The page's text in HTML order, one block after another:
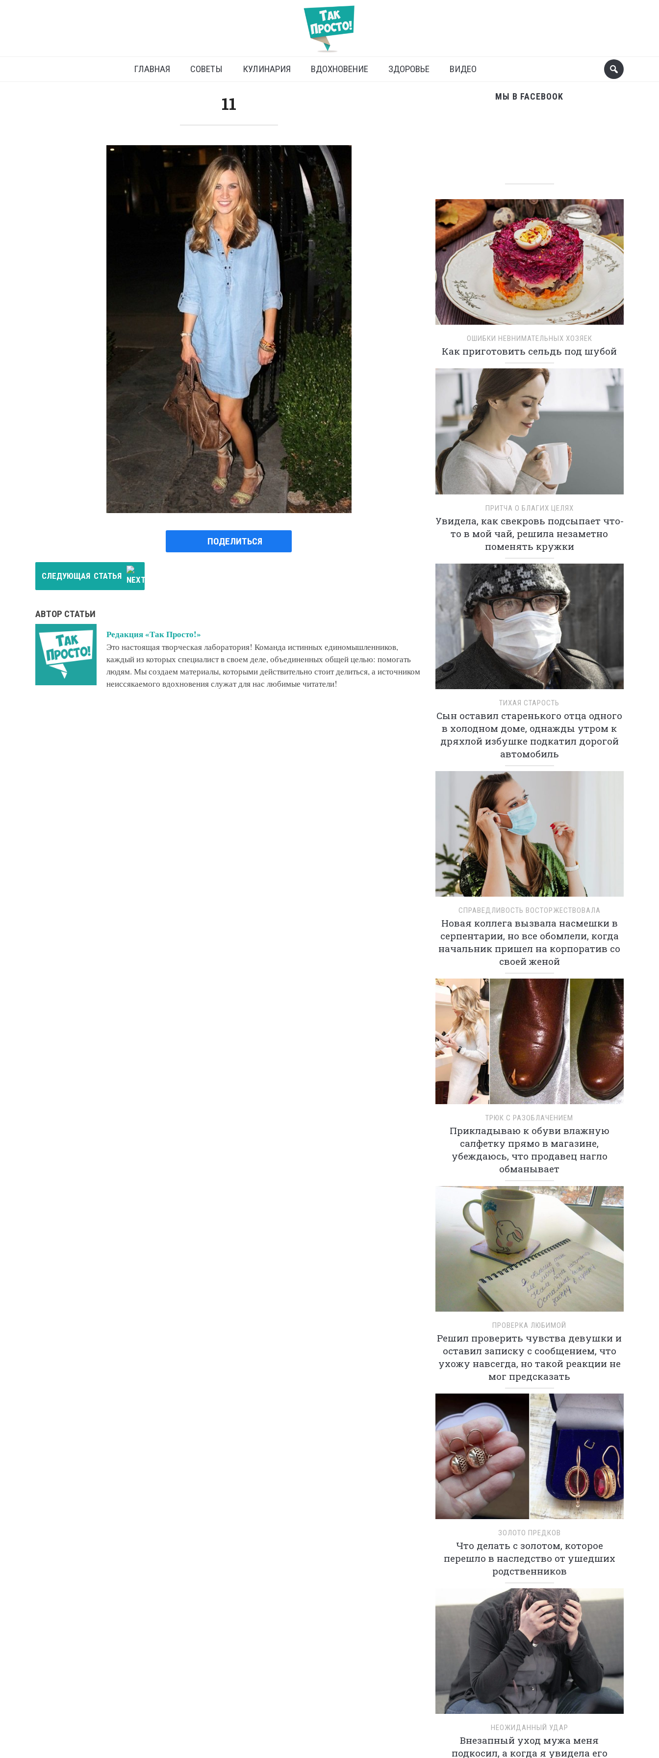
ГЛАВНАЯ СОВЕТЫ КУЛИНАРИЯ ВДОХНОВЕНИЕ ЗДОРОВЬЕ ВИДЕО
11
ПОДЕЛИТЬСЯ
СЛЕДУЮЩАЯ СТАТЬЯ
АВТОР СТАТЬИ
Редакция «Так Просто!»
Это настоящая творческая лаборатория! Команда истинных единомышленников,
каждый из которых специалист в своем деле, объединенных общей целью: помогать
людям. Мы создаем материалы, которыми действительно стоит делиться, а источником
неиссякаемого вдохновения служат для нас любимые читатели!
МЫ В FACEBOOK
ОШИБКИ НЕВНИМАТЕЛЬНЫХ ХОЗЯЕК
Как приготовить сельдь под шубой
ПРИТЧА О БЛАГИХ ЦЕЛЯХ
Увидела, как свекровь подсыпает что-
то в мой чай, решила незаметно
поменять кружки
ТИХАЯ СТАРОСТЬ
Сын оставил старенького отца одного
в холодном доме, однажды утром к
дряхлой избушке подкатил дорогой
автомобиль
СПРАВЕДЛИВОСТЬ ВОСТОРЖЕСТВОВАЛА
Новая коллега вызвала насмешки в
серпентарии, но все обомлели, когда
начальник пришел на корпоратив со
своей женой
ТРЮК С РАЗОБЛАЧЕНИЕМ
Прикладываю к обуви влажную
салфетку прямо в магазине,
убеждаюсь, что продавец нагло
обманывает
ПРОВЕРКА ЛЮБИМОЙ
Решил проверить чувства девушки и
оставил записку с сообщением, что
ухожу навсегда, но такой реакции не
мог предсказать
ЗОЛОТО ПРЕДКОВ
Что делать с золотом, которое
перешло в наследство от ушедших
родственников
НЕОЖИДАННЫЙ УДАР
Внезапный уход мужа меня
подкосил, а когда я увидела его